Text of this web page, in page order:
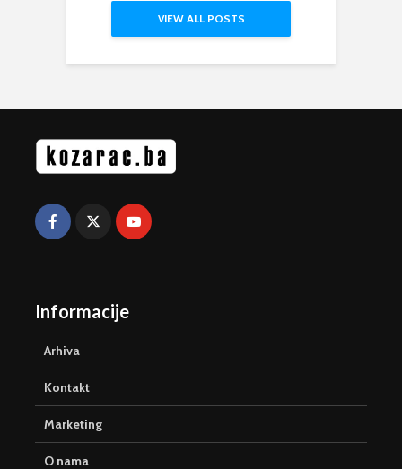
VIEW ALL POSTS
Informacije
Arhiva
Kontakt
Marketing
O nama